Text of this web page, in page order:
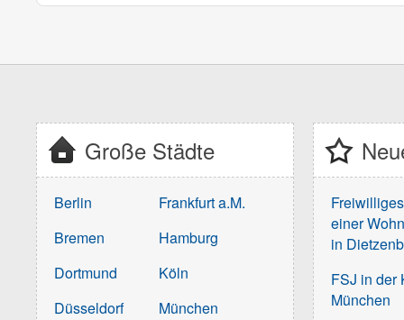
Große Städte
Berlin
Bremen
Dortmund
Düsseldorf
Frankfurt a.M.
Hamburg
Köln
München
einer
in
FSJ in der
München